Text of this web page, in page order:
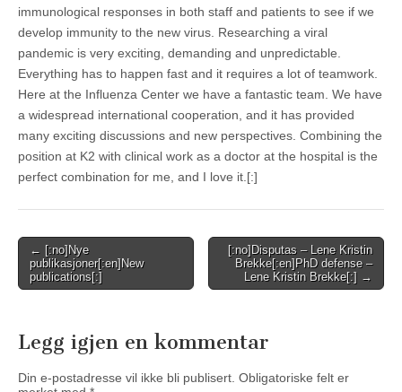
immunological responses in both staff and patients to see if we
develop immunity to the new virus. Researching a viral
pandemic is very exciting, demanding and unpredictable.
Everything has to happen fast and it requires a lot of teamwork.
Here at the Influenza Center we have a fantastic team. We have
a widespread international cooperation, and it has provided
many exciting discussions and new perspectives. Combining the
position at K2 with clinical work as a doctor at the hospital is the
perfect combination for me, and I love it.[:]
Post
navigation
← [:no]Nye
publikasjoner[:en]New
publications[:]
[:no]Disputas – Lene Kristin
Brekke[:en]PhD defense –
Lene Kristin Brekke[:] →
Legg igjen en kommentar
Din e-postadresse vil ikke bli publisert. Obligatoriske felt er